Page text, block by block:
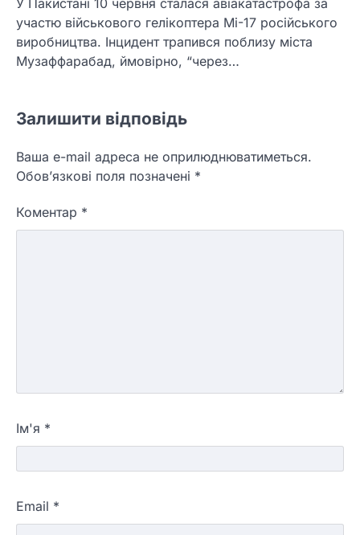
У Пакистані 10 червня сталася авіакатастрофа за
участю військового гелікоптера Мі-17 російського
виробництва. Інцидент трапився поблизу міста
Музаффарабад, ймовірно, “через…
Залишити відповідь
Ваша e-mail адреса не оприлюднюватиметься.
Обов’язкові поля позначені *
Коментар *
Ім'я *
Email *